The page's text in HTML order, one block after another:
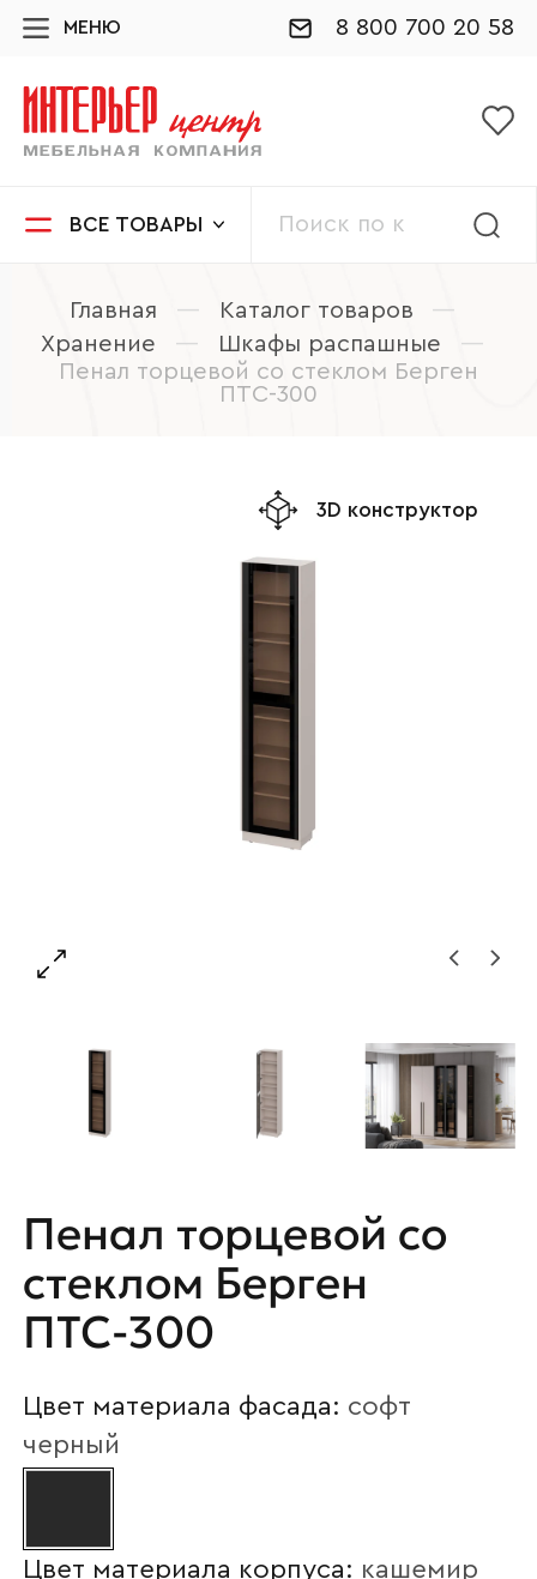
МЕНЮ 8 800 700 20 58
ВСЕ ТОВАРЫ
Главная — Каталог товаров
—
Хранение
— Шкафы распашные
—
Пенал торцевой со стеклом Берген
ПТС-300
3D конструктор
Пенал торцевой со
стеклом Берген
ПТС-300
Цвет материала фасада: софт
черный
Цвет материала корпуса: кашемир